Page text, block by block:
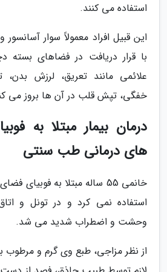
استفاده می کنند.
این قبیل افراد معمولاً سوار
با قرار دریافت در فضاهای
علائمی مانند تعریق، لرزش
خفگی، تپش قلب در آن ها بروز می
درمان بیمار مبتلا به
های درمانی طب سنتی
خانمی 55 ساله مبتلا به
استفاده نمی کرد و در تونل و
وحشت و اضطراب شدید می شد.
از نظر مزاجی، طبع وی گرم و مرطوب